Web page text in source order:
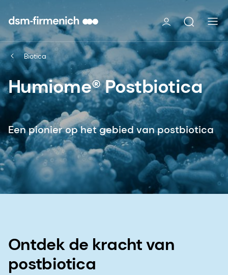
Biotica
Humiome® Postbiotica
Een pionier op het gebied van postbiotica
Ontdek de kracht van
postbiotica